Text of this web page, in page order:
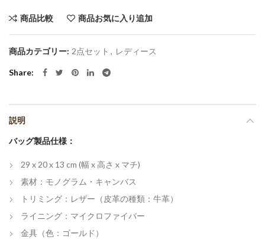
商品比較 商品お気に入り追加
商品カテゴリー: 2点セット , レディース
Share
説明
バッグ製品仕様：
29 x 20 x 13 cm (幅 x 高さ x マチ)
素材：モノグラム・キャンバス
トリミング：レザー（皮革の種類：牛革）
ライニング：マイクロファイバー
金具（色：ゴールド）